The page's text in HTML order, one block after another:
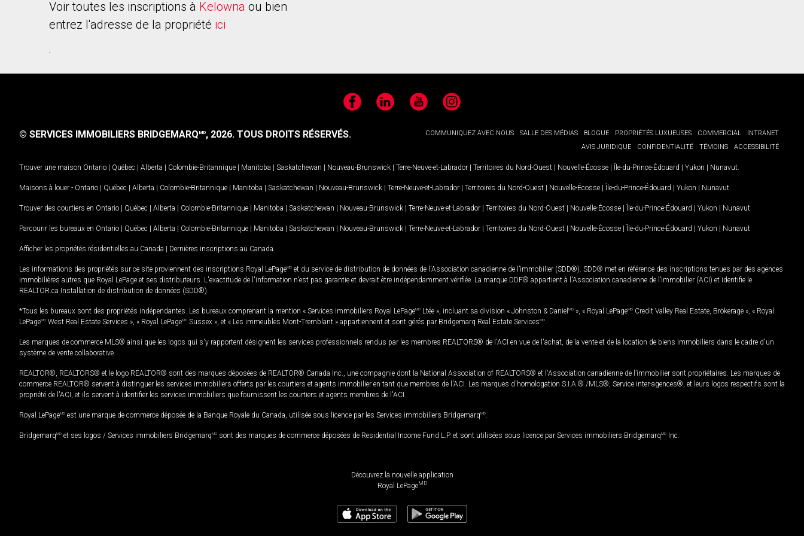
Voir toutes les inscriptions à Kelowna ou bien
entrez l'adresse de la propriété ici
.
FacebookLinkedIn YouTubeInstagram
COMMUNIQUEZ AVEC NOUS SALLE DES MÉDIAS BLOGUE PROPRIÉTÉS LUXUEUSES COMMERCIAL
INTRANET
AVIS JURIDIQUE
CONFIDENTIALITÉ TÉMOINS ACCESSIBILITÉ
© SERVICES IMMOBILIERS BRIDGEMARQMD, 2026. TOUS DROITS RÉSERVÉS.
Trouver une maison Ontario | Québec | Alberta | Colombie-Britannique | Manitoba | Saskatchewan | Nouveau-Brunswick | Terre-Neuve-et-Labrador | Territoires du Nord-Ouest | Nouvelle-Écosse | Île-du-Prince-Édouard | Yukon | Nunavut
Maisons à louer - Ontario | Québec | Alberta | Colombie-Britannique | Manitoba | Saskatchewan | Nouveau-Brunswick | Terre-Neuve-et-Labrador | Territoires du Nord-Ouest | Nouvelle-Écosse | Île-du-Prince-Édouard | Yukon | Nunavut
Trouver des courtiers en Ontario | Québec | Alberta | Colombie-Britannique | Manitoba | Saskatchewan | Nouveau-Brunswick | Terre-Neuve-et-Labrador | Territoires du Nord-Ouest | Nouvelle-Écosse | Île-du-Prince-Édouard | Yukon | Nunavut
Parcourir les bureaux en Ontario | Québec | Alberta | Colombie-Britannique | Manitoba | Saskatchewan | Nouveau-Brunswick | Terre-Neuve-et-Labrador | Territoires du Nord-Ouest | Nouvelle-Écosse | Île-du-Prince-Édouard | Yukon | Nunavut
Afficher les propriétés résidentielles au Canada | Dernières inscriptions au Canada
Les informations des propriétés sur ce site proviennent des inscriptions Royal LePageMD et du service de distribution de données de l'Association canadienne de l’immobilier (SDD®). SDD® met en référence des inscriptions tenues par des agences
immobilières autres que Royal LePage et ses distributeurs. L'exactitude de l'information n'est pas garantie et devrait être indépendamment vérifiée. La marque DDF® appartient à l'Association canadienne de l’immobilier (ACI) et identifie le
REALTOR.ca Installation de distribution de données (SDD®).
*Tous les bureaux sont des propriétés indépendantes. Les bureaux comprenant la mention « Services immobiliers Royal LePageMD Ltée », incluant sa division « Johnston & Daniel MD », « Royal LePageMD Credit Valley Real Estate, Brokerage », « Royal
LePageMD West Real Estate Services », « Royal LePageMD Sussex », et « Les immeubles Mont-Tremblant » appartiennent et sont gérés par Bridgemarq Real Estate ServicesMD
Les marques de commerce MLS® ainsi que les logos qui s'y rapportent désignent les services professionnels rendus par les membres REALTORS® de l'ACI en vue de l'achat, de la vente et de la location de biens immobiliers dans le cadre d'un
système de vente collaborative.
REALTOR®, REALTORS® et le logo REALTOR® sont des marques déposées de REALTOR® Canada Inc., une compagnie dont la National Association of REALTORS® et l'Association canadienne de l’immobilier sont propriétaires. Les marques de
commerce REALTOR® servent à distinguer les services immobiliers offerts par les courtiers et agents immobilier en tant que membres de l'ACI. Les marques d'homologation S.I.A.® /MLS®, Service inter-agences®, et leurs logos respectifs sont la
propriété de l'ACI, et ils servent à identifier les services immobiliers que fournissent les courtiers et agents membres de l'ACI.
Royal LePageMD est une marque de commerce déposée de la Banque Royale du Canada, utilisée sous licence par les Services immobiliers BridgemarqMD
BridgemarqMD et ses logos / Services immobiliers BridgemarqMD sont des marques de commerce déposées de Residential Income Fund L.P. et sont utilisées sous licence par Services immobiliers BridgemarqMD Inc.
Découvrez la nouvelle application
Royal LePageMD